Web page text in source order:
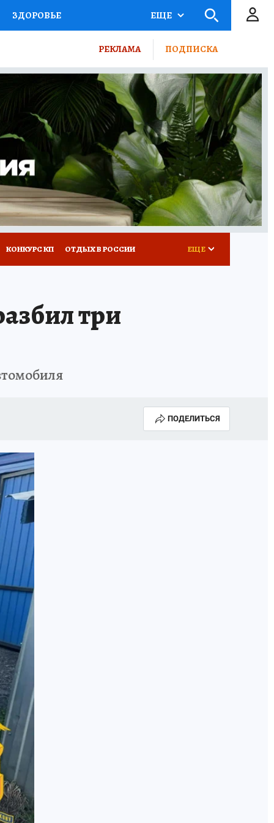
ЗДОРОВЬЕ
ПУТЕВОДИТЕЛЬ
ТУРИЗМ
ВСЕ О КП РАДИО КП
ЕЩЕ
РЕКЛАМА ПОДПИСКА
КОНКУРС КП ОТДЫХ В РОССИИ ЕЩЕ
три
ПОДЕЛИТЬСЯ